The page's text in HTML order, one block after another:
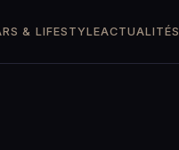
& LIFESTYLEACTUALITÉS